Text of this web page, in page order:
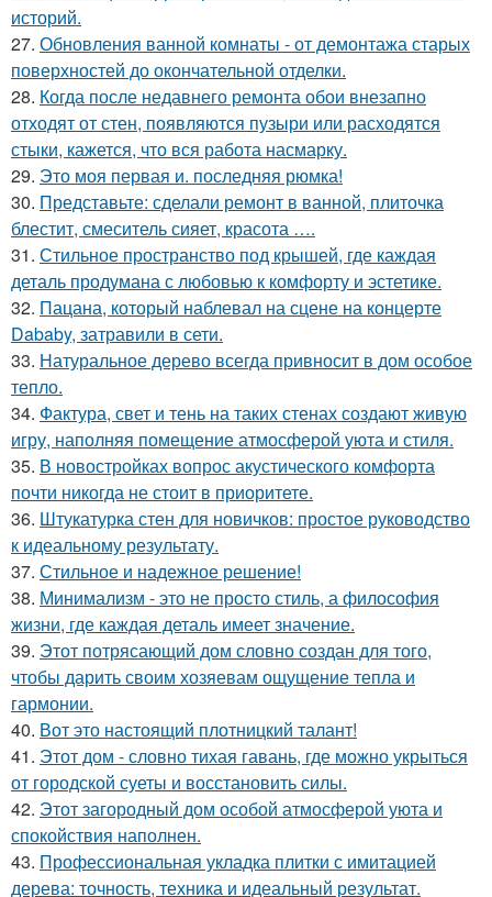
историй.
27. Обновления ванной комнаты - от демонтажа старых
поверхностей до окончательной отделки.
28. Когда после недавнего ремонта обои внезапно
отходят от стен, появляются пузыри или расходятся
стыки, кажется, что вся работа насмарку.
29. Это моя первая и. последняя рюмка!
30. Представьте: сделали ремонт в ванной, плиточка
блестит, смеситель сияет, красота ….
31. Стильное пространство под крышей, где каждая
деталь продумана с любовью к комфорту и эстетике.
32. Пацана, который наблевал на сцене на концерте
Dababy, затравили в сети.
33. Натуральное дерево всегда привносит в дом особое
тепло.
34. Фактура, свет и тень на таких стенах создают живую
игру, наполняя помещение атмосферой уюта и стиля.
35. В новостройках вопрос акустического комфорта
почти никогда не стоит в приоритете.
36. Штукатурка стен для новичков: простое руководство
к идеальному результату.
37. Стильное и надежное решение!
38. Минимализм - это не просто стиль, а философия
жизни, где каждая деталь имеет значение.
39. Этот потрясающий дом словно создан для того,
чтобы дарить своим хозяевам ощущение тепла и
гармонии.
40. Вот это настоящий плотницкий талант!
41. Этот дом - словно тихая гавань, где можно укрыться
от городской суеты и восстановить силы.
42. Этот загородный дом особой атмосферой уюта и
спокойствия наполнен.
43. Профессиональная укладка плитки с имитацией
дерева: точность, техника и идеальный результат.